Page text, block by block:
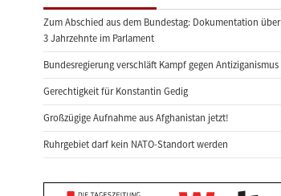
Zum Abschied aus dem Bundestag: Dokumentation über
3 Jahrzehnte im Parlament
Bundesregierung verschläft Kampf gegen Antiziganismus
Gerechtigkeit für Konstantin Gedig
Großzügige Aufnahme aus Afghanistan jetzt!
Ruhrgebiet darf kein NATO-Standort werden